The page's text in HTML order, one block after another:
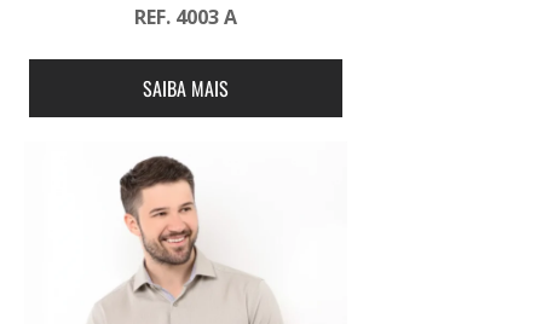
REF. 4003 A
SAIBA MAIS